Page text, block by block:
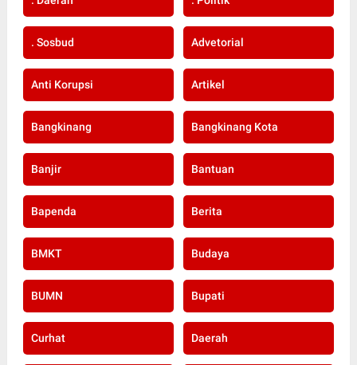
. Sosbud Advetorial
Anti Korupsi Artikel
Bangkinang Bangkinang Kota
Banjir Bantuan
Bapenda Berita
BMKT Budaya
BUMN Bupati
Curhat Daerah